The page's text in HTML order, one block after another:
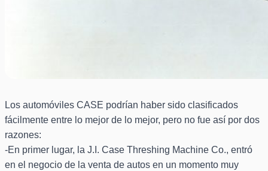
Los automóviles CASE podrían haber sido clasificados
fácilmente entre lo mejor de lo mejor, pero no fue así por dos
razones:
-En primer lugar, la J.I. Case Threshing Machine Co., entró
en el negocio de la venta de autos en un momento muy